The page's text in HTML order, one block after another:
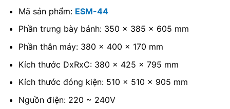
Mã sản phẩm: ESM-44
Phần trưng bày bánh: 350 x 385 x 605 mm
Phần thân máy: 380 x 400 x 170 mm
Kích thước DxRxC: 380 x 425 x 795 mm
Kích thước đóng kiện: 510 x 510 x 905 mm
Nguồn điện: 220 ~ 240V